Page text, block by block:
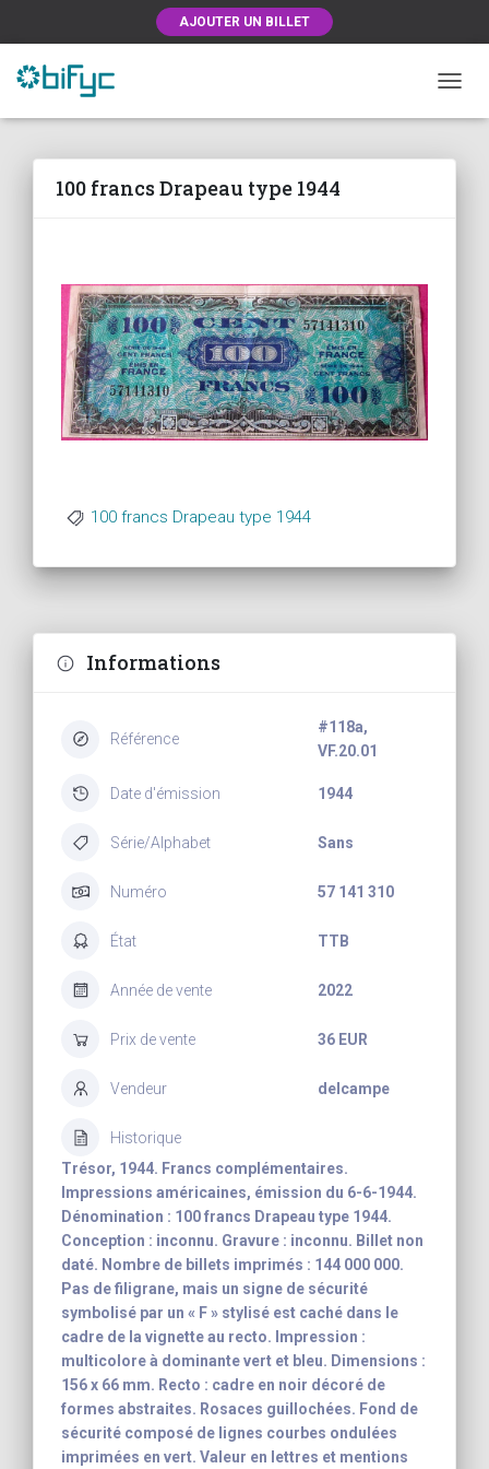
AJOUTER UN BILLET
100 francs Drapeau type 1944
100 francs Drapeau type 1944
Informations
Référence
#118a,
VF.20.01
Date d'émission 1944
Série/Alphabet Sans
Numéro 57 141 310
État TTB
Année de vente 2022
Prix de vente 36 EUR
Vendeur delcampe
Historique
Trésor, 1944. Francs complémentaires.
Impressions américaines, émission du 6-6-1944.
Dénomination : 100 francs Drapeau type 1944.
Conception : inconnu. Gravure : inconnu. Billet non
daté. Nombre de billets imprimés : 144 000 000.
Pas de filigrane, mais un signe de sécurité
symbolisé par un « F » stylisé est caché dans le
cadre de la vignette au recto. Impression :
multicolore à dominante vert et bleu. Dimensions :
156 x 66 mm. Recto : cadre en noir décoré de
formes abstraites. Rosaces guillochées. Fond de
sécurité composé de lignes courbes ondulées
imprimées en vert. Valeur en lettres et mentions